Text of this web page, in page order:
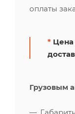
оплаты
* Цена
Грузовым